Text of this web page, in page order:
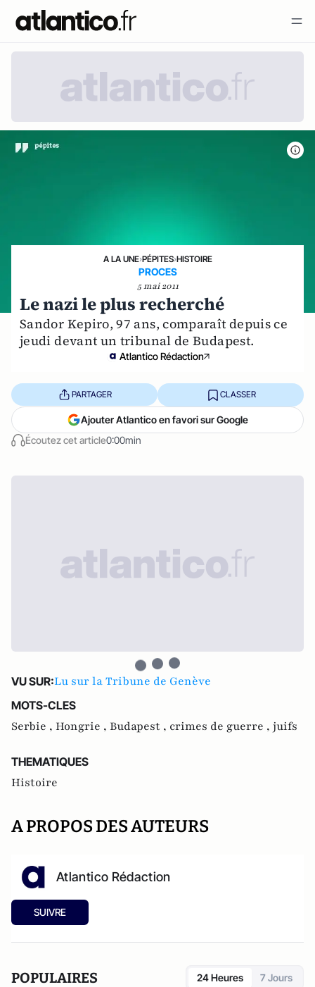
A LA UNE›PÉPITES›HISTOIRE
PROCES
5 mai 2011
Le nazi le plus recherché
Sandor Kepiro, 97 ans, comparaît depuis ce
jeudi devant un tribunal de Budapest.
Atlantico Rédaction
Écoutez cet article0:00min
PARTAGER CLASSER
Ajouter Atlantico en favori sur Google
VU SUR:Lu sur la Tribune de Genève
MOTS-CLES
Serbie , Hongrie , Budapest , crimes de guerre , juifs
THEMATIQUES
Histoire
A PROPOS DES AUTEURS
Atlantico Rédaction
SUIVRE
POPULAIRES 24 Heures 7 Jours